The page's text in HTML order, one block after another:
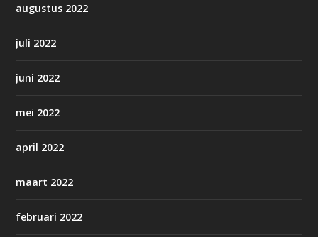
augustus 2022
juli 2022
juni 2022
mei 2022
april 2022
maart 2022
februari 2022